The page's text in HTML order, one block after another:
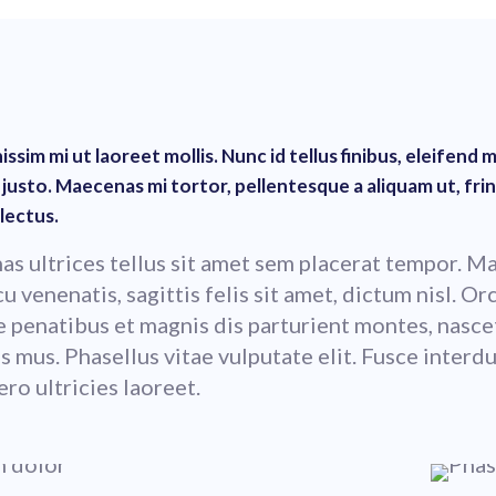
mi ut laoreet mollis. Nunc id tellus finibus, eleifend
justo. Maecenas mi tortor, pellentesque a aliquam ut,
ultrices tellus sit amet sem placerat tempor.
venenatis, sagittis felis sit amet, dictum nisl.
penatibus et magnis dis parturient montes,
mus. Phasellus vitae vulputate elit. Fusce
ultricies laoreet.